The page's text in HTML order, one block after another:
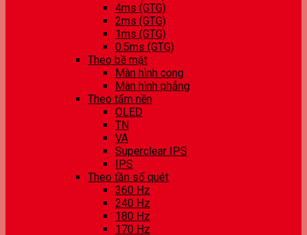
4ms (GTG)
2ms (GTG)
1ms (GTG)
0.5ms (GTG)
Theo bề mặt
Màn hình cong
Màn hình phẳng
Theo tấm nền
OLED
TN
VA
Superclear IPS
IPS
Theo tần số quét
360 Hz
240 Hz
180 Hz
170 Hz